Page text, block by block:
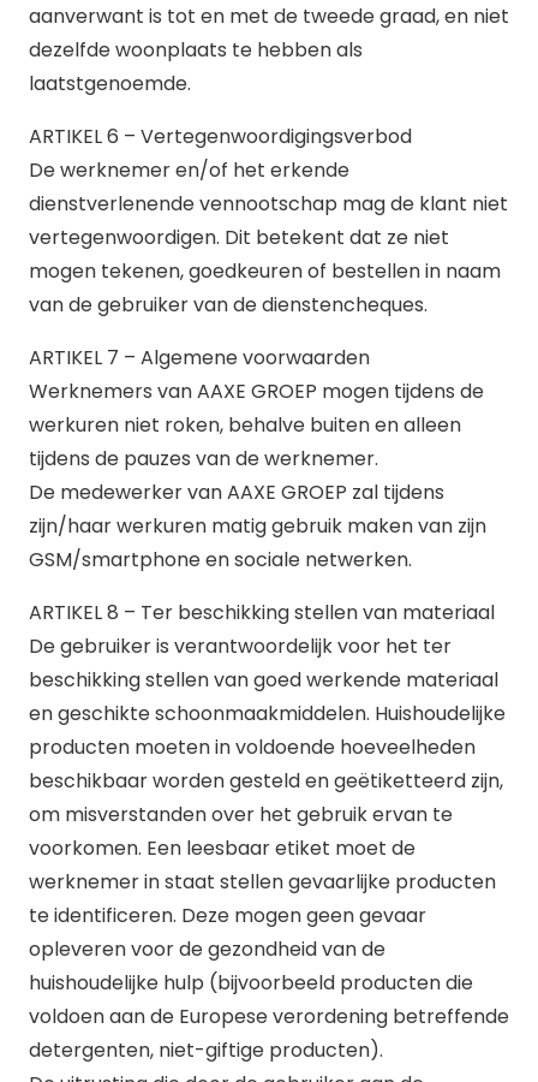
aanverwant is tot en met de tweede graad, en niet
dezelfde woonplaats te hebben als
laatstgenoemde.
ARTIKEL 6 – Vertegenwoordigingsverbod
De werknemer en/of het erkende
dienstverlenende vennootschap mag de klant niet
vertegenwoordigen. Dit betekent dat ze niet
mogen tekenen, goedkeuren of bestellen in naam
van de gebruiker van de dienstencheques.
ARTIKEL 7 – Algemene voorwaarden
Werknemers van AAXE GROEP mogen tijdens de
werkuren niet roken, behalve buiten en alleen
tijdens de pauzes van de werknemer.
De medewerker van AAXE GROEP zal tijdens
zijn/haar werkuren matig gebruik maken van zijn
GSM/smartphone en sociale netwerken.
ARTIKEL 8 – Ter beschikking stellen van materiaal
De gebruiker is verantwoordelijk voor het ter
beschikking stellen van goed werkende materiaal
en geschikte schoonmaakmiddelen. Huishoudelijke
producten moeten in voldoende hoeveelheden
beschikbaar worden gesteld en geëtiketteerd zijn,
om misverstanden over het gebruik ervan te
voorkomen. Een leesbaar etiket moet de
werknemer in staat stellen gevaarlijke producten
te identificeren. Deze mogen geen gevaar
opleveren voor de gezondheid van de
huishoudelijke hulp (bijvoorbeeld producten die
voldoen aan de Europese verordening betreffende
detergenten, niet-giftige producten).